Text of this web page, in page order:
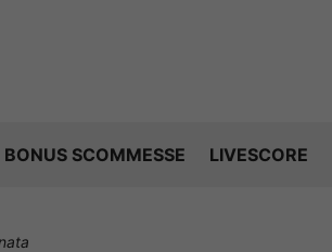
BONUS SCOMMESSE LIVESCORE